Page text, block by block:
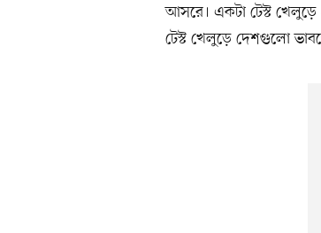
আসরে। একটা টেস্ট খেলুড়ে
টেস্ট খেলুড়ে দেশগুলো